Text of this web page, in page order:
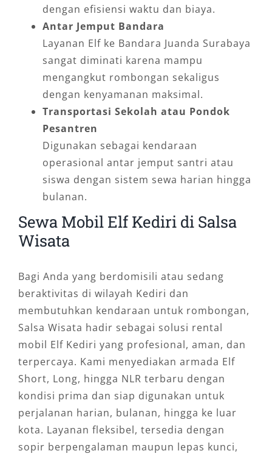
dengan efisiensi waktu dan biaya.
Antar Jemput Bandara
Layanan Elf ke Bandara Juanda Surabaya
sangat diminati karena mampu
mengangkut rombongan sekaligus
dengan kenyamanan maksimal.
Transportasi Sekolah atau Pondok
Pesantren
Digunakan sebagai kendaraan
operasional antar jemput santri atau
siswa dengan sistem sewa harian hingga
bulanan.
Sewa Mobil Elf Kediri di Salsa
Wisata
Bagi Anda yang berdomisili atau sedang
beraktivitas di wilayah Kediri dan
membutuhkan kendaraan untuk rombongan,
Salsa Wisata hadir sebagai solusi rental
mobil Elf Kediri yang profesional, aman, dan
terpercaya. Kami menyediakan armada Elf
Short, Long, hingga NLR terbaru dengan
kondisi prima dan siap digunakan untuk
perjalanan harian, bulanan, hingga ke luar
kota. Layanan fleksibel, tersedia dengan
sopir berpengalaman maupun lepas kunci,